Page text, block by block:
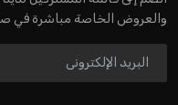
اسم يوازن موقف إنفانتينو،
المقبل.
يعتمد إنفانتينو على قاعدة